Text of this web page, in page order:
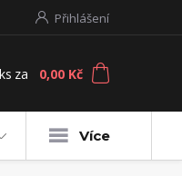
Přihlášení
ks za 0,00 Kč
Více